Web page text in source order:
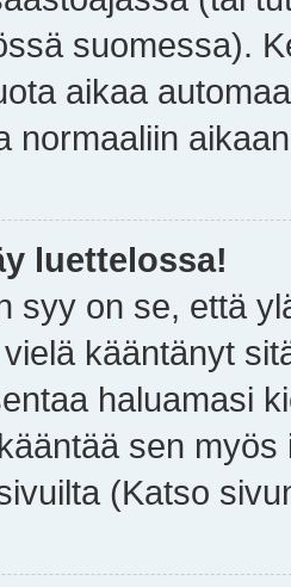
suomessa).
aikaa
normaaliin
luettelossa!
syy on se, että
kääntänyt
haluamasi
sen
(Katso